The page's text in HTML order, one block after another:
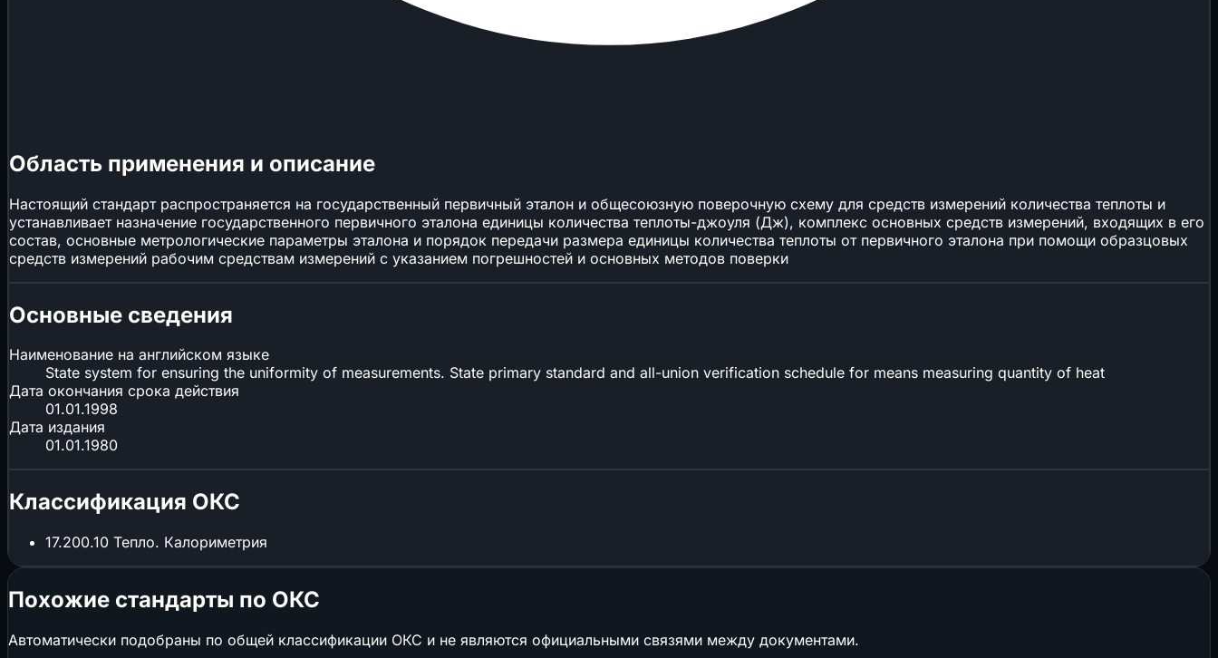
Область применения и описание
Настоящий стандарт распространяется на государственный первичный эталон и общесоюзную поверочную схему для средств измерений количества теплоты и
устанавливает назначение государственного первичного эталона единицы количества теплоты-джоуля (Дж), комплекс основных средств измерений, входящих в его
состав, основные метрологические параметры эталона и порядок передачи размера единицы количества теплоты от первичного эталона при помощи образцовых
средств измерений рабочим средствам измерений с указанием погрешностей и основных методов поверки
Основные сведения
Наименование на английском языке
State system for ensuring the uniformity of measurements. State primary standard and all-union verification schedule for means measuring quantity of heat
Дата окончания срока действия
01.01.1998
Дата издания
01.01.1980
Классификация ОКС
17.200.10 Тепло. Калориметрия
Похожие стандарты по ОКС
Автоматически подобраны по общей классификации ОКС и не являются официальными связями между документами.